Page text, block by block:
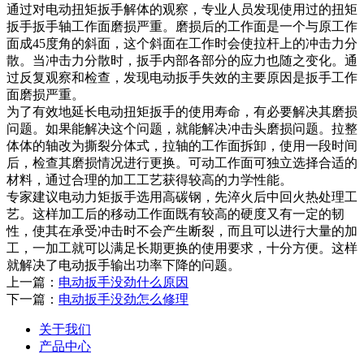
通过对电动扭矩扳手解体的观察，专业人员发现使用过的扭矩
扳手扳手轴工作面磨损严重。磨损后的工作面是一个与原工作
面成45度角的斜面，这个斜面在工作时会使拉杆上的冲击力分
散。当冲击力分散时，扳手内部各部分的应力也随之变化。通
过反复观察和检查，发现电动扳手失效的主要原因是扳手工作
面磨损严重。
为了有效地延长电动扭矩扳手的使用寿命，有必要解决其磨损
问题。如果能解决这个问题，就能解决冲击头磨损问题。拉整
体体的轴改为撕裂分体式，拉轴的工作面拆卸，使用一段时间
后，检查其磨损情况进行更换。可动工作面可独立选择合适的
材料，通过合理的加工工艺获得较高的力学性能。
专家建议电动力矩扳手选用高碳钢，先淬火后中回火热处理工
艺。这样加工后的移动工作面既有较高的硬度又有一定的韧
性，使其在承受冲击时不会产生断裂，而且可以进行大量的加
工，一加工就可以满足长期更换的使用要求，十分方便。这样
就解决了电动扳手输出功率下降的问题。
上一篇： 电动扳手没劲什么原因
下一篇： 电动扳手没劲怎么修理
关于我们
产品中心